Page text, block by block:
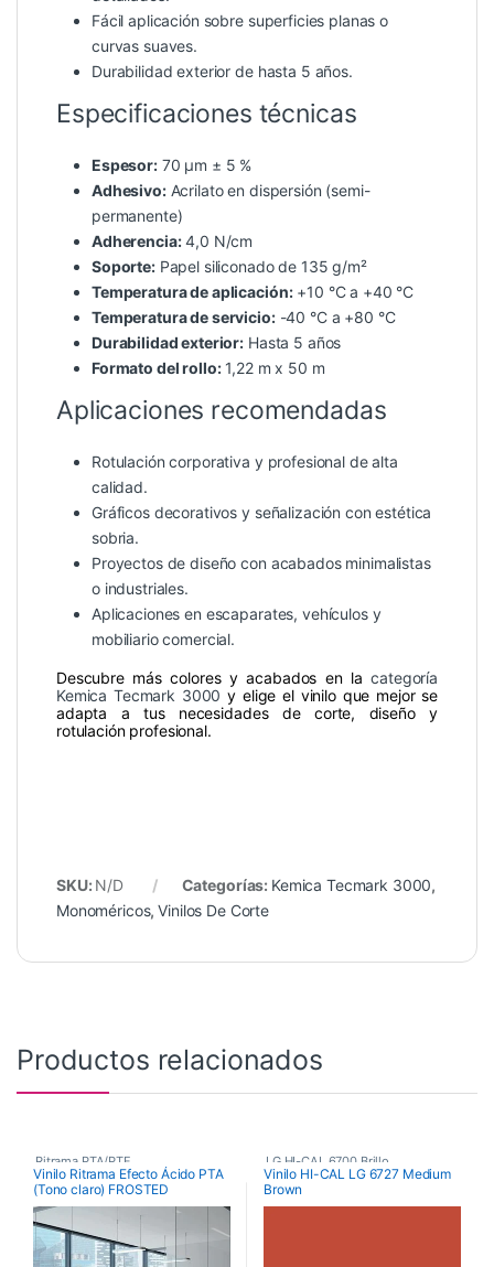
Fácil aplicación sobre superficies planas o
curvas suaves.
Durabilidad exterior de hasta 5 años.
Especificaciones técnicas
Espesor:70 µm ± 5 %
Adhesivo:Acrilato en dispersión (semi-
permanente)
Adherencia:4,0 N/cm
Soporte:Papel siliconado de 135 g/m²
Temperatura de aplicación:+10 °C a +40 °C
Temperatura de servicio:-40 °C a +80 °C
Durabilidad exterior: Hasta 5 años
Formato del rollo:1,22 m x 50 m
Aplicaciones recomendadas
Rotulación corporativa y profesional de alta
calidad.
Gráficos decorativos y señalización con estética
sobria.
Proyectos de diseño con acabados minimalistas
o industriales.
Aplicaciones en escaparates, vehículos y
mobiliario comercial.
Descubre más colores y acabados en lacategoría
Kemica Tecmark 3000 y elige el vinilo que mejor se
adapta a tus necesidades de corte, diseño y
rotulación profesional.
SKU: N/D Categorías: Kemica Tecmark 3000,
Monoméricos,Vinilos De Corte
Productos relacionados
Ritrama PTA/PTF
Vinilos De Corte,
Vinilos Efecto Ácido
Vinilos para decoración de
cristales
Vinilo Ritrama Efecto Ácido PTA
(Tono claro) FROSTED
LG HI-CAL 6700 Brillo
Poliméricos
Vinilo HI-CAL LG 6727 Medium
Brown